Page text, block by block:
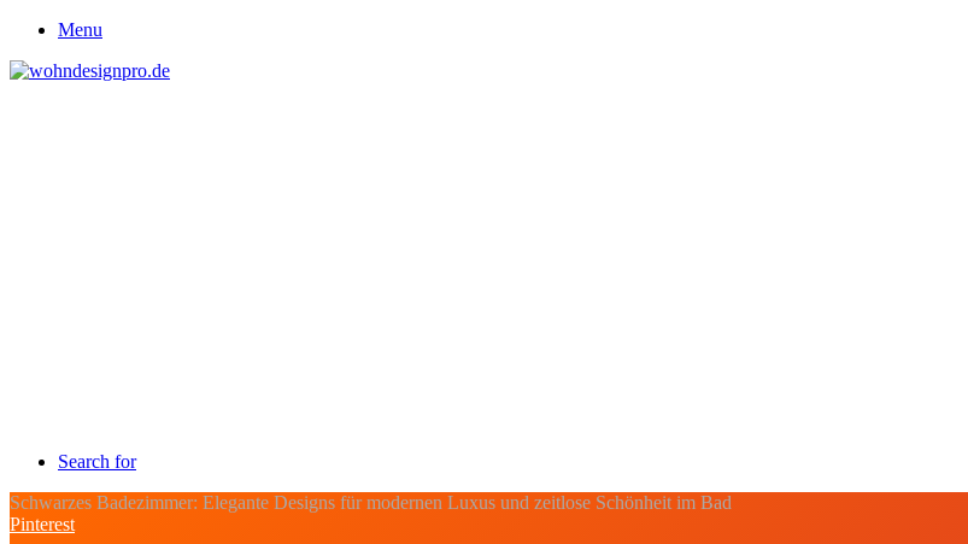
Menu
Search for
Schwarzes Badezimmer: Elegante Designs für modernen Luxus und zeitlose Schönheit im Bad
Pinterest